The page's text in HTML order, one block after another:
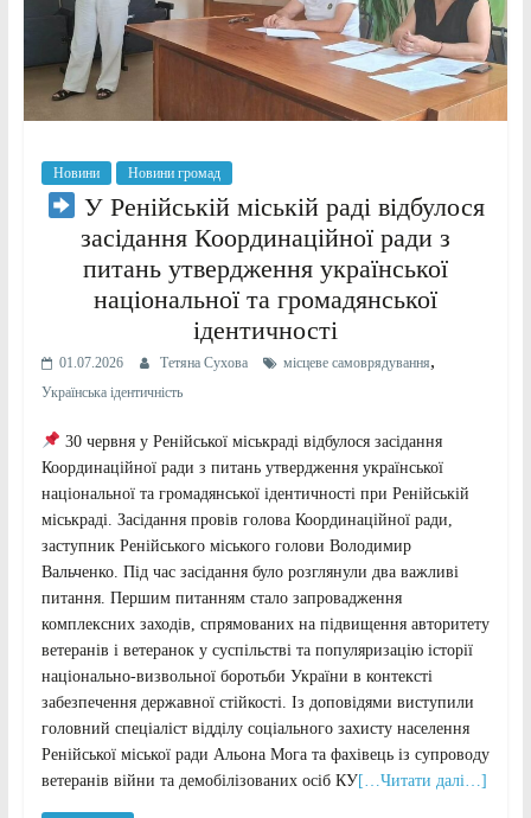
Новини Новини громад
У Ренійській міській раді відбулося
засідання Координаційної ради з
питань утвердження української
національної та громадянської
ідентичності
01.07.2026 Тетяна Сухова місцеве самоврядування,
Українська ідентичність
​30 червня у Ренійської міськраді відбулося засідання
Координаційної ради з питань утвердження української
національної та громадянської ідентичності при Ренійській
міськраді. Засідання провів голова Координаційної ради,
заступник Ренійського міського голови Володимир
Вальченко. Під час засідання було розглянули два важливі
питання. Першим питанням стало запровадження
комплексних заходів, спрямованих на підвищення авторитету
ветеранів і ветеранок у суспільстві та популяризацію історії
національно-визвольної боротьби України в контексті
забезпечення державної стійкості. Із доповідями виступили
головний спеціаліст відділу соціального захисту населення
Ренійської міської ради Альона Мога та фахівець із супроводу
ветеранів війни та демобілізованих осіб КУ[…Читати далі…]